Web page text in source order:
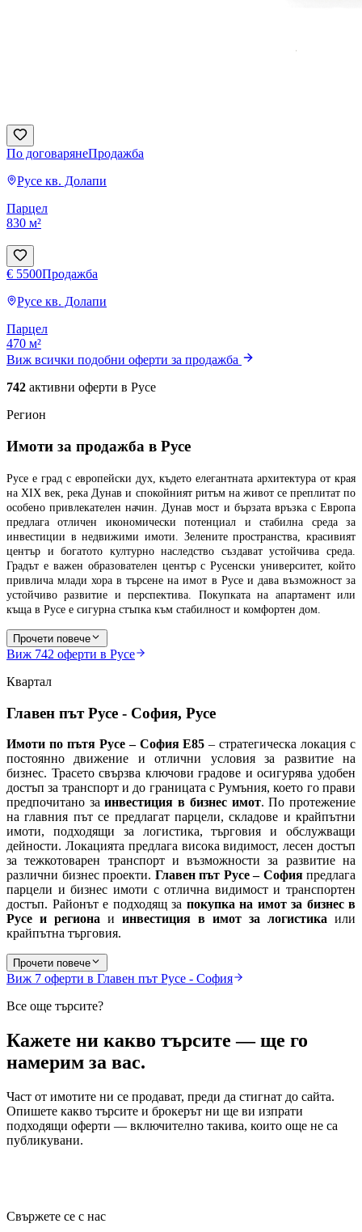
По договарянеПродажба
Русе кв. Долапи
Парцел
830 м²
€ 5500Продажба
Русе кв. Долапи
Парцел
470 м²
Виж всички подобни оферти за продажба
742 активни оферти в Русе
Регион
Имоти за продажба в Русе
Русе е град с европейски дух, където елегантната архитектура от края
на XIX век, река Дунав и спокойният ритъм на живот се преплитат по
особено привлекателен начин. Дунав мост и бързата връзка с Европа
предлага отличен икономически потенциал и стабилна среда за
инвестиции в недвижими имоти.
Зелените пространства, красивият
център и богатото културно наследство създават устойчива среда.
Градът е важен образователен център с Русенски университет, който
привлича млади хора в търсене на имот в Русе и дава възможност за
устойчиво развитие и перспектива. Покупката на апартамент или
къща в Русе е сигурна стъпка към стабилност и комфортен дом.
Прочети повече
Виж 742 оферти в Русе
Квартал
Главен път Русе - София, Русе
Имоти по пътя Русе – София Е85 – стратегическа локация с
постоянно движение и отлични условия за развитие на
бизнес. Трасето свързва ключови градове и осигурява удобен
достъп за транспорт и до границата с Румъния, което го прави
предпочитано заинвестиция в бизнес имот. По протежение
на главния път се предлагат парцели, складове и крайпътни
имоти, подходящи за логистика, търговия и обслужващи
дейности. Локацията предлага висока видимост, лесен достъп
за тежкотоварен транспорт и възможности за развитие на
различни бизнес проекти. Главен път Русе – Софияпредлага
парцели и бизнес имоти с отлична видимост и транспортен
достъп. Районът е подходящ за покупка на имот за бизнес в
Русе и региона и инвестиция в имот за логистика или
крайпътна търговия.
Прочети повече
Виж 7 оферти в Главен път Русе - София
Все още търсите?
Кажете ни какво търсите — ще го
намерим за вас.
Част от имотите ни се продават, преди да стигнат до сайта.
Опишете какво търсите и брокерът ни ще ви изпрати
подходящи оферти — включително такива, които още не са
публикувани.
Свържете се с нас